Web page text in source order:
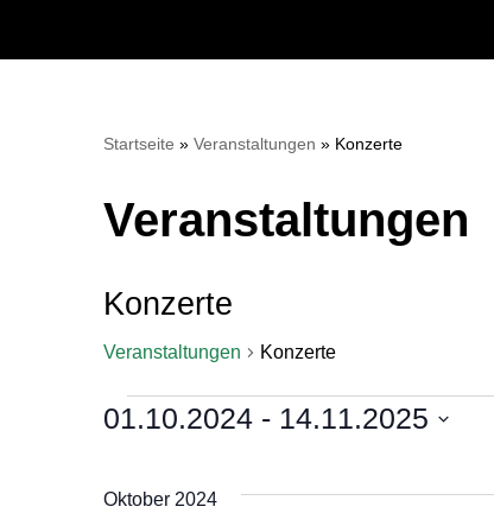
Zum
Startseite » Veranstaltungen » Konzerte
Veranstaltungen
Konzerte
Veranstaltungen Konzerte
01.10.2024 - 14.11.2025
wählen.
Oktober 2024